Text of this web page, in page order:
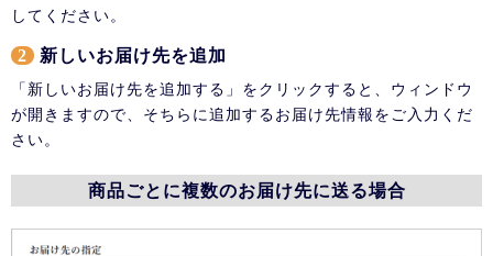
してください。
2 新しいお届け先を追加
「新しいお届け先を追加する」をクリックすると、ウィンドウ
が開きますので、そちらに追加するお届け先情報をご入力くだ
さい。
商品ごとに複数のお届け先に送る場合